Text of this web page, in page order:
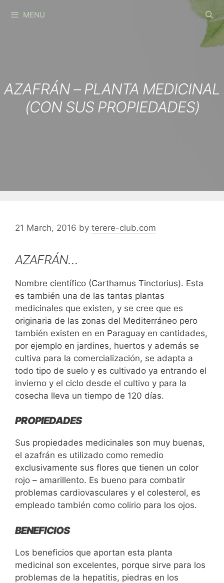
MENU
AZAFRÁN – PLANTA MEDICINAL
(CON SUS PROPIEDADES)
21 March, 2016 by terere-club.com
AZAFRÁN…
Nombre científico (Carthamus Tinctorius). Esta
es también una de las tantas plantas
medicinales que existen, y se cree que es
originaria de las zonas del Mediterráneo pero
también existen en en Paraguay en cantidades,
por ejemplo en jardines, huertos y además se
cultiva para la comercialización, se adapta a
todo tipo de suelo y es cultivado ya entrando el
invierno y el ciclo desde el cultivo y para la
cosecha lleva un tiempo de 120 días.
PROPIEDADES
Sus propiedades medicinales son muy buenas,
el azafrán es utilizado como remedio
exclusivamente sus flores que tienen un color
rojo – amarillento. Es bueno para combatir
problemas cardiovasculares y el colesterol, es
empleado también como colirio para los ojos.
BENEFICIOS
Los beneficios que aportan esta planta
medicinal son excelentes, porque sirve para los
problemas de la hepatitis, piedras en los